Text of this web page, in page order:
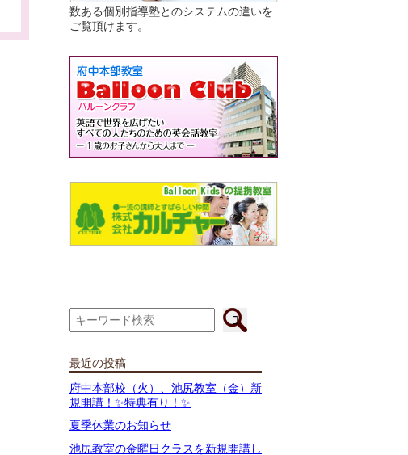
数ある個別指導塾とのシステムの違いを
ご覧頂けます。
最近の投稿
府中本部校（火）、池尻教室（金）新
規開講！✨特典有り！✨
夏季休業のお知らせ
池尻教室の金曜日クラスを新規開講し